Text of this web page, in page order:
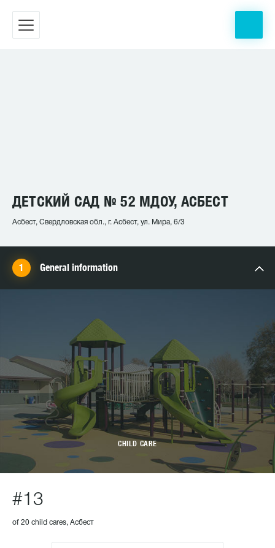
ДЕТСКИЙ САД № 52 МДОУ, АСБЕСТ
Асбест, Свердловская обл., г. Асбест, ул. Мира, 6/3
General information
CHILD CARE
#13
of 20 child cares, Асбест